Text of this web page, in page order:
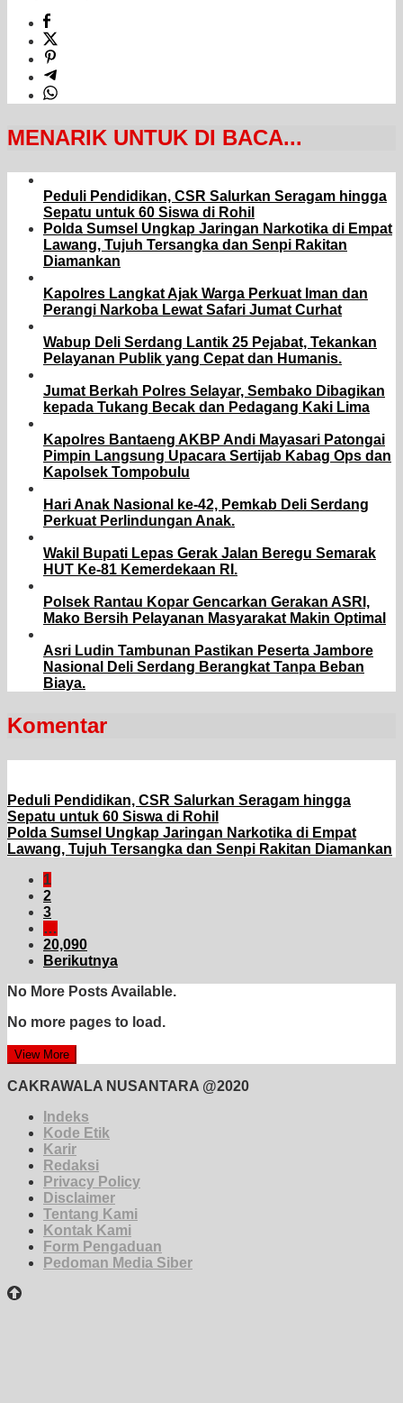
MENARIK UNTUK DI BACA...
Peduli Pendidikan, CSR Salurkan Seragam hingga
Sepatu untuk 60 Siswa di Rohil
Polda Sumsel Ungkap Jaringan Narkotika di Empat
Lawang, Tujuh Tersangka dan Senpi Rakitan
Diamankan
Kapolres Langkat Ajak Warga Perkuat Iman dan
Perangi Narkoba Lewat Safari Jumat Curhat
Wabup Deli Serdang Lantik 25 Pejabat, Tekankan
Pelayanan Publik yang Cepat dan Humanis.
Jumat Berkah Polres Selayar, Sembako Dibagikan
kepada Tukang Becak dan Pedagang Kaki Lima
Kapolres Bantaeng AKBP Andi Mayasari Patongai
Pimpin Langsung Upacara Sertijab Kabag Ops dan
Kapolsek Tompobulu
Hari Anak Nasional ke-42, Pemkab Deli Serdang
Perkuat Perlindungan Anak.
Wakil Bupati Lepas Gerak Jalan Beregu Semarak
HUT Ke-81 Kemerdekaan RI.
Polsek Rantau Kopar Gencarkan Gerakan ASRI,
Mako Bersih Pelayanan Masyarakat Makin Optimal
Asri Ludin Tambunan Pastikan Peserta Jambore
Nasional Deli Serdang Berangkat Tanpa Beban
Biaya.
Komentar
Peduli Pendidikan, CSR Salurkan Seragam hingga
Sepatu untuk 60 Siswa di Rohil
Polda Sumsel Ungkap Jaringan Narkotika di Empat
Lawang, Tujuh Tersangka dan Senpi Rakitan Diamankan
1
2
3
…
20,090
Berikutnya
No More Posts Available.
No more pages to load.
View More
CAKRAWALA NUSANTARA @2020
Indeks
Kode Etik
Karir
Redaksi
Privacy Policy
Disclaimer
Tentang Kami
Kontak Kami
Form Pengaduan
Pedoman Media Siber